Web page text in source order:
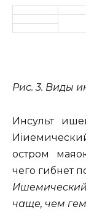
Рис. 3. Виды
Инсульт
остром
чего гибнет
Ишемический
чаще, чем